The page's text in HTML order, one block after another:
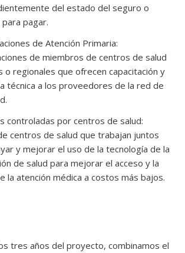
del estado del seguro o
pagar.
de Atención Primaria:
de miembros de centros de salud
o regionales que ofrecen capacitación y
técnica a los proveedores de la red de
controladas por centros de salud:
centros de salud que trabajan juntos
y mejorar el uso de la tecnología de la
de salud para mejorar el acceso y la
la atención médica a costos más bajos.
tres años del proyecto, combinamos el